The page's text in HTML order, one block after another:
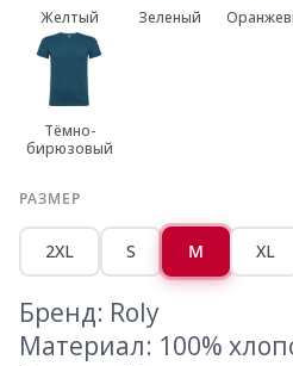
Желтый Зеленый
Тёмно-
бирюзовый
РАЗМЕР
2XL S M XL
Бренд: Roly
Материал: 100%